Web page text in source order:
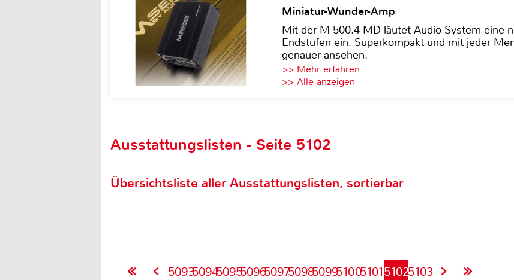
Miniatur-Wunder-Amp
Mit der M-500.4 MD läutet Audio System eine
Endstufen ein. Superkompakt und mit jeder
genauer ansehen.
>> Mehr erfahren
>> Alle anzeigen
Ausstattungslisten - Seite 5102
Übersichtsliste aller Ausstattungslisten, sortierbar
50935094509550965097509850995100510151025103